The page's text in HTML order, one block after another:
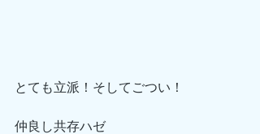
とても立派！そしてごつい！
仲良し共存ハゼ